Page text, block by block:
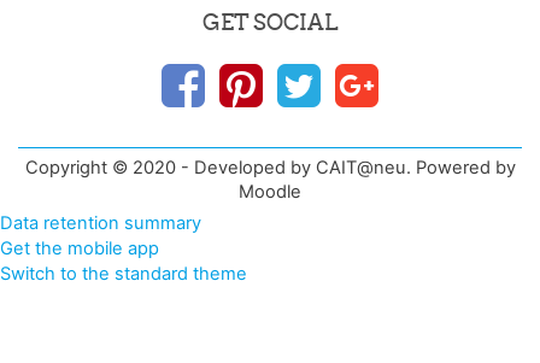
GET SOCIAL
Copyright © 2020 - Developed by CAIT@neu. Powered by
Moodle
Data retention summary
Get the mobile app
Switch to the standard theme